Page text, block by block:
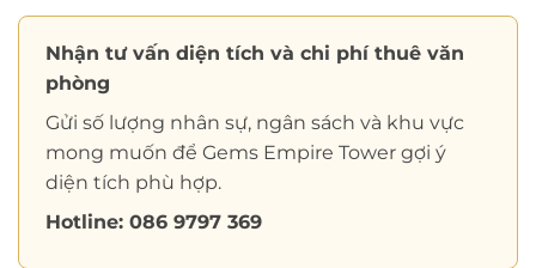
Nhận tư vấn diện tích và chi phí thuê văn
phòng
Gửi số lượng nhân sự, ngân sách và khu vực
mong muốn để Gems Empire Tower gợi ý
diện tích phù hợp.
Hotline: 086 9797 369